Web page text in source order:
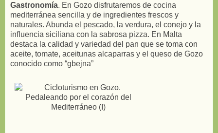
Gastronomía. En Gozo disfrutaremos de cocina
mediterránea sencilla y de ingredientes frescos y
naturales. Abunda el pescado, la verdura, el conejo y la
influencia siciliana con la sabrosa pizza. En Malta
destaca la calidad y variedad del pan que se toma con
aceite, tomate, aceitunas alcaparras y el queso de Gozo
conocido como “gbejna”